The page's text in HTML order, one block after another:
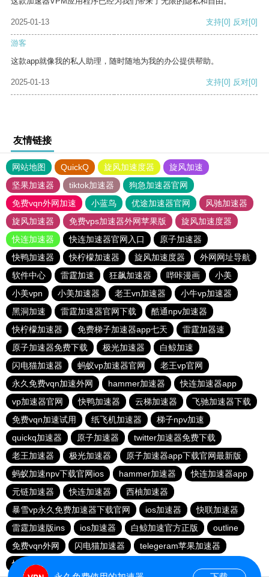
2025-01-13 支持[0] 反对[0]
游客
这款app就像我的私人助理，随时随地为我的办公提供帮助。
2025-01-13 支持[0] 反对[0]
友情链接
网站地图 QuickQ 旋风加速度器
旋风加速
坚果加速器
tiktok加速器
狗急加速器官网
免费vqn外网加速
小蓝鸟 优途加速器官网
风驰加速器
旋风加速器
免费vps加速器外网苹果版
旋风加速度器
快连加速器
快连加速器官网入口
原子加速器
快鸭加速器
快柠檬加速器 旋风加速度器
外网网址导航
软件中心
雷霆加速 狂飙加速器 哔咔漫画
小美
小美vpn
小美加速器 老王vn加速器
小牛vp加速器
黑洞加速
雷霆加速器官网下载
酷通npv加速器
快柠檬加速器
免费梯子加速器app七天
雷霆加器速
原子加速器免费下载
极光加速器
白鲸加速
闪电猫加速器
蚂蚁vp加速器官网
老王vp官网
永久免费vqn加速外网
hammer加速器
快连加速器app
vp加速器官网
快鸭加速器 云梯加速器
飞驰加速器下载
免费vqn加速试用
纸飞机加速器
梯子npv加速
quickq加速器
原子加速器
twitter加速器免费下载
老王加速器
极光加速器
原子加速器app下载官网最新版
蚂蚁加速npv下载官网ios
hammer加速器
快连加速器app
元链加速器
快连加速器
西柚加速器
暴雪vp永久免费加速器下载官网
ios加速器
快联加速器
雷霆加速版ins
ios加速器 白鲸加速官方正版
outline
免费vqn外网
闪电猫加速器
telegeram苹果加速器
快连lets加速器